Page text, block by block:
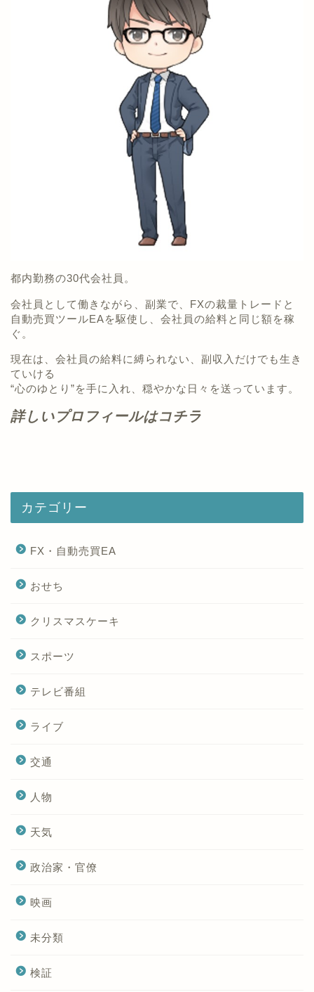
都内勤務の30代会社員。
会社員として働きながら、副業で、FXの裁量トレードと
自動売買ツールEAを駆使し、会社員の給料と同じ額を稼
ぐ。
現在は、会社員の給料に縛られない、副収入だけでも生き
ていける
“心のゆとり”を手に入れ、穏やかな日々を送っています。
詳しいプロフィールはコチラ
カテゴリー
FX・自動売買EA
おせち
クリスマスケーキ
スポーツ
テレビ番組
ライブ
交通
人物
天気
政治家・官僚
映画
未分類
検証